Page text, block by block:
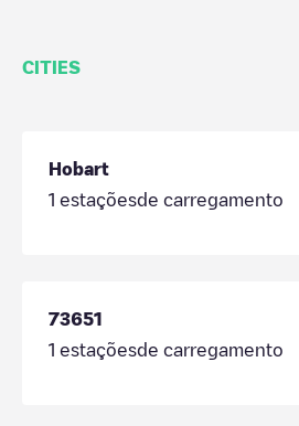
CITIES
Hobart
1 estaçõesde carregamento
73651
1 estaçõesde carregamento